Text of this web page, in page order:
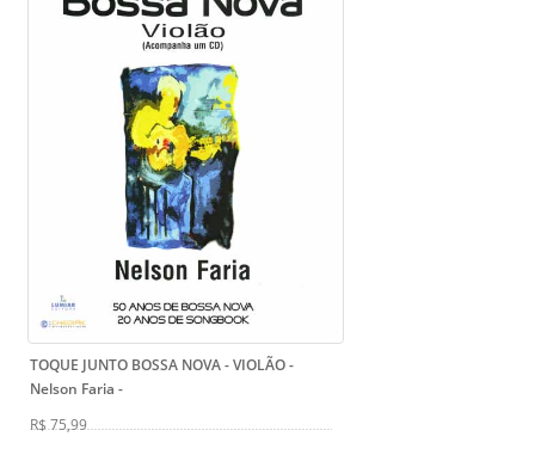
TOQUE JUNTO BOSSA NOVA - VIOLÃO -
Nelson Faria -
R$ 75,99